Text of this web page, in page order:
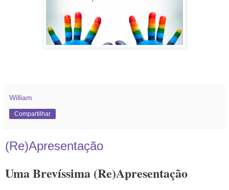
William
Compartilhar
(Re)Apresentação
Uma Brevíssima (Re)Apresentação